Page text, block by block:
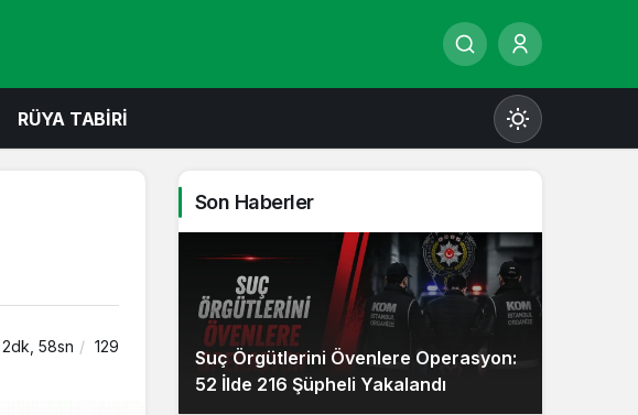
RÜYA TABİRİ
Gündüz Modu
Gündüz modunu seçin.
Gece Modu
2dk, 58sn 129
Son Haberler
Suç Örgütlerini Övenlere Operasyon:
52 İlde 216 Şüpheli Yakalandı